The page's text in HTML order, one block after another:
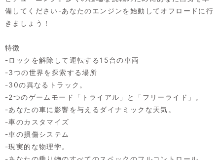
備してください-あなたのエンジンを始動してオフロードに行
きましょう！
特徴
-ロックを解除して運転する15台の車両
-3つの世界を探索する場所
-30の異なるトラック。
-2つのゲームモード「トライアル」と「フリーライド」。
-あなたの車に影響を与えるダイナミックな天気。
-車のカスタマイズ
-車の損傷システム
-現実的な物理学。